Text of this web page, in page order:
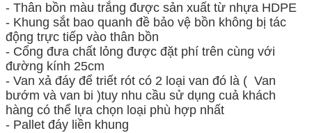
- Thân bồn màu trắng được sản xuất từ nhựa HDPE
- Khung sắt bao quanh đề bảo vệ bồn không bị tác
động trực tiếp vào thân bồn
- Cổng đưa chất lỏng được đặt phí trên cùng với
đường kính 25cm
- Van xả đáy để triết rót có 2 loại van đó là ( Van
bướm và van bi )tuy nhu cầu sử dụng cuả khách
hàng có thể lựa chọn loại phù hợp nhất
- Pallet đáy liền khung